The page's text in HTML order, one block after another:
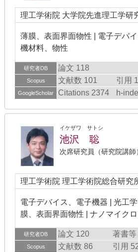
理工学術院 大学院先進理工学研
薄膜、表面界面物性 | 電子デバ
機材料、物性
研究者DB 論文 118
Scopus 文献数 101 引用
GoogleScholar Citations 2374 h-
イケザワ サトシ
池沢 聡
次席研究員（研究院講師
理工学術院 理工学術院総合研究
電子デバイス、電子機器 | 光工
膜、表面界面物性 | ナノマイク
研究者DB 論文 120 著書等
Scopus 文献数 86 引用